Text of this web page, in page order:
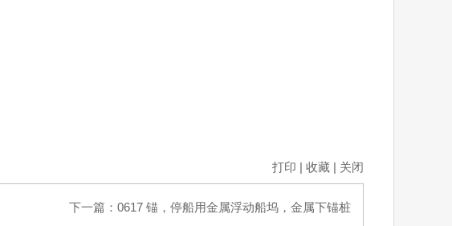
打印 | 收藏| 关闭
下一篇： 0617 锚，停船用金属浮动船坞，金属下锚桩